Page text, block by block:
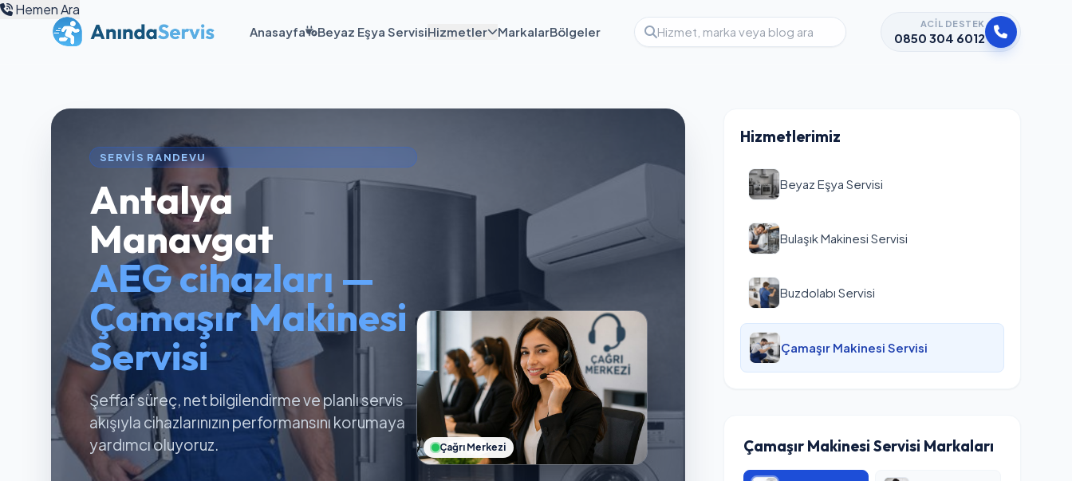
Anasayfa Beyaz Eşya ServisiHizmetler MarkalarBölgeler
ACIL DESTEK
0850 304 6012
Hemen Ara
SERVIS RANDEVU
Antalya
Manavgat
AEG cihazları —
Çamaşır Makinesi
Servisi
Şeffaf süreç, net bilgilendirme ve planlı servis
akışıyla cihazlarınızın performansını korumaya
yardımcı oluyoruz.
Çağrı Merkezi
Hizmetlerimiz
Beyaz Eşya Servisi
Bulaşık Makinesi Servisi
Buzdolabı Servisi
Çamaşır Makinesi Servisi
Çamaşır Makinesi Servisi Markaları